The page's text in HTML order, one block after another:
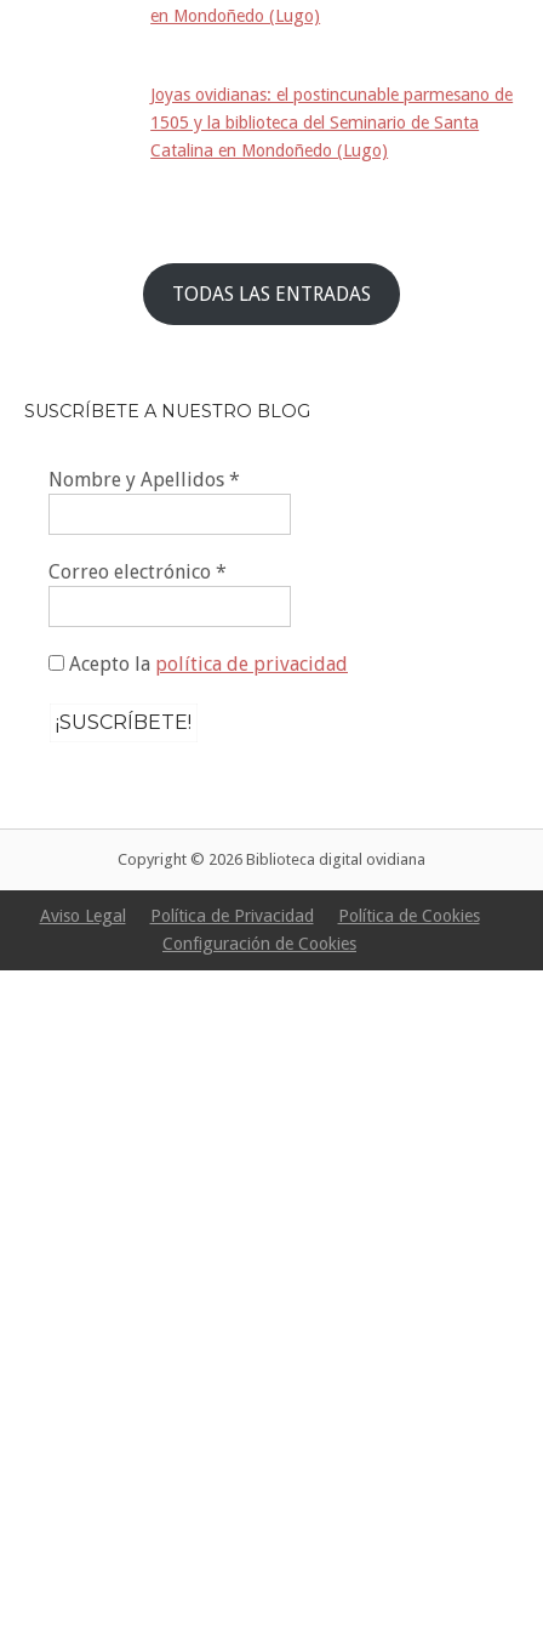
en Mondoñedo (Lugo)
Joyas ovidianas: el postincunable parmesano de
1505 y la biblioteca del Seminario de Santa
Catalina en Mondoñedo (Lugo)
TODAS LAS ENTRADAS
SUSCRÍBETE A NUESTRO BLOG
Nombre y Apellidos *
Correo electrónico *
Acepto la política de privacidad
Copyright © 2026 Biblioteca digital ovidiana
Aviso Legal Política de Privacidad
Política de Cookies
Configuración de Cookies